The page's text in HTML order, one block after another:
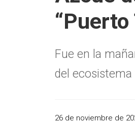
“Puerto
Fue en la
del
26 de noviembre de